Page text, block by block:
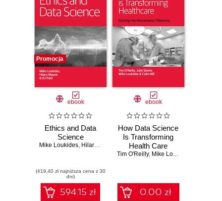
Promocja
ebook
Ethics and Data
Science
Mike Loukides, Hilary Mason DJ Patil
(419,40 zł najniższa cena z 30
dni)
594.15 zł
ebook
How Data Science
Is Transforming
Health Care
Tim O'Reilly, Mike Loukides
0.00 zł